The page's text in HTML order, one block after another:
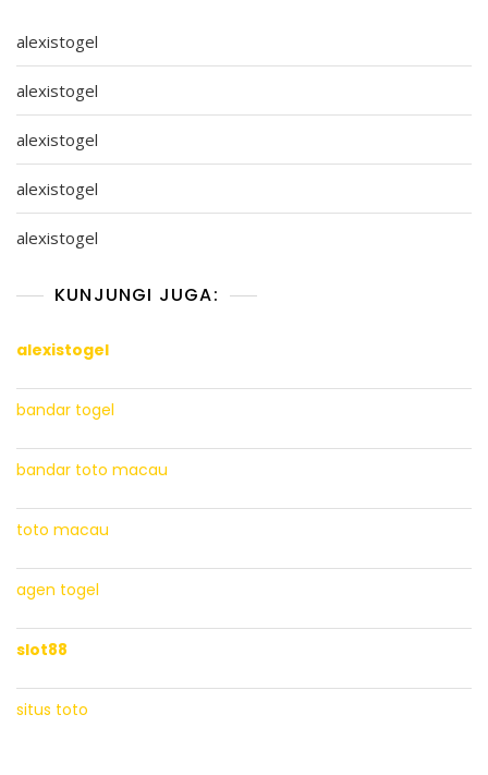
alexistogel
alexistogel
alexistogel
alexistogel
alexistogel
KUNJUNGI JUGA:
alexistogel
bandar togel
bandar toto macau
toto macau
agen togel
slot88
situs toto